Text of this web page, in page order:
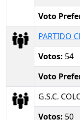
Voto
PARTIDO
Votos: 54
Voto
G.S.C.
Votos: 50